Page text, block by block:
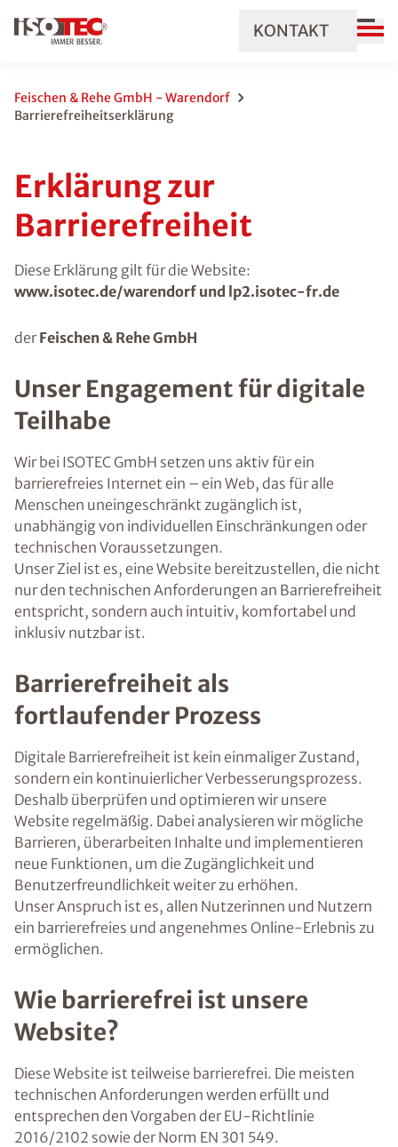
KONTAKT
Feischen & Rehe GmbH - Warendorf
Barrierefreiheitserklärung
Erklärung zur
Barrierefreiheit
Diese Erklärung gilt für die Website:
www.isotec.de/warendorf und lp2.isotec-fr.de
der Feischen & Rehe GmbH
Unser Engagement für digitale
Teilhabe
Wir bei ISOTEC GmbH setzen uns aktiv für ein
barrierefreies Internet ein – ein Web, das für alle
Menschen uneingeschränkt zugänglich ist,
unabhängig von individuellen Einschränkungen oder
technischen Voraussetzungen.
Unser Ziel ist es, eine Website bereitzustellen, die nicht
nur den technischen Anforderungen an Barrierefreiheit
entspricht, sondern auch intuitiv, komfortabel und
inklusiv nutzbar ist.
Barrierefreiheit als
fortlaufender Prozess
Digitale Barrierefreiheit ist kein einmaliger Zustand,
sondern ein kontinuierlicher Verbesserungsprozess.
Deshalb überprüfen und optimieren wir unsere
Website regelmäßig. Dabei analysieren wir mögliche
Barrieren, überarbeiten Inhalte und implementieren
neue Funktionen, um die Zugänglichkeit und
Benutzerfreundlichkeit weiter zu erhöhen.
Unser Anspruch ist es, allen Nutzerinnen und Nutzern
ein barrierefreies und angenehmes Online-Erlebnis zu
ermöglichen.
Wie barrierefrei ist unsere
Website?
Diese Website ist teilweise barrierefrei. Die meisten
technischen Anforderungen werden erfüllt und
entsprechen den Vorgaben der EU-Richtlinie
2016/2102 sowie der Norm EN 301 549.